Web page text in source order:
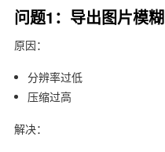
问题1：导出图片模糊
原因：
分辨率过低
压缩过高
解决：